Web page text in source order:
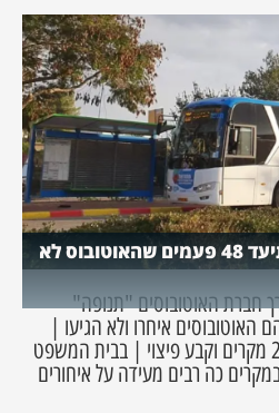
שערוריית תנופה: נוסע תיעד 48 פעמים שהאוטובוס לא
חברת האוטובוסים "תנופה"
48 מקרים בהם האוטובוסים איחרו ולא הגיעו |
הוא תבע, השופט האמין ל-23 מקרים וקבע פיצוי | בבית המשפט
כה רבים מעידה על איחורים